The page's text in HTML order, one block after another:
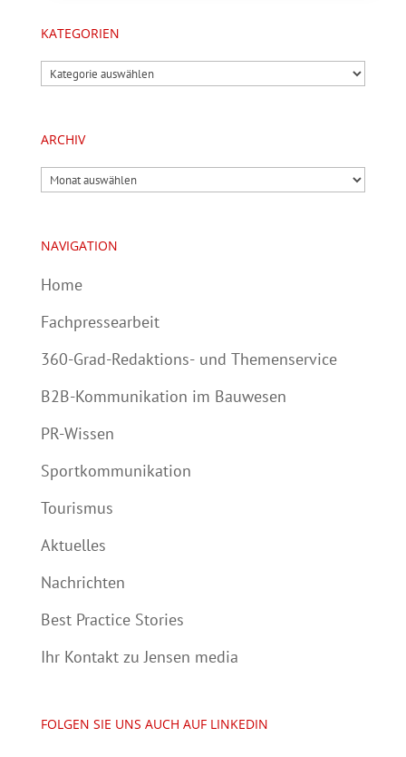
KATEGORIEN
Kategorien
ARCHIV
Archiv
NAVIGATION
Home
Fachpressearbeit
360-Grad-Redaktions- und Themenservice
B2B-Kommunikation im Bauwesen
PR-Wissen
Sportkommunikation
Tourismus
Aktuelles
Nachrichten
Best Practice Stories
Ihr Kontakt zu Jensen media
FOLGEN SIE UNS AUCH AUF LINKEDIN